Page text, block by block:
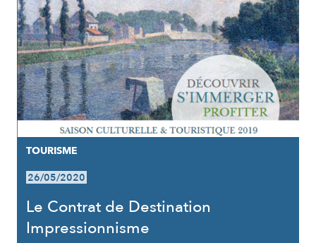
TOURISME
26/05/2020
Le Contrat de Destination
Impressionnisme